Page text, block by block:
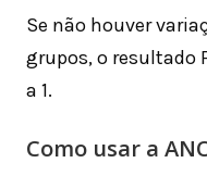
Se não houver
grupos, o resultado
a 1.
Como usar a